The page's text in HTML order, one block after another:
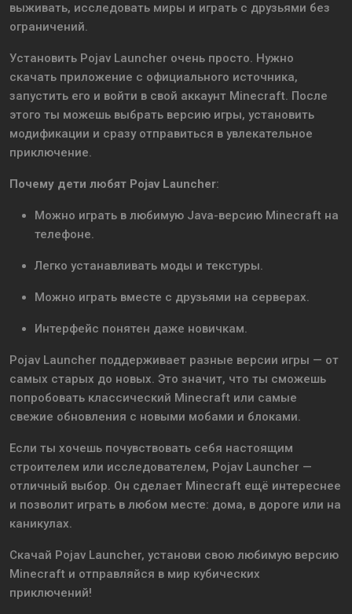
выживать, исследовать миры и играть с друзьями без
ограничений.
Установить Pojav Launcher очень просто. Нужно
скачать приложение с официального источника,
запустить его и войти в свой аккаунт Minecraft. После
этого ты можешь выбрать версию игры, установить
модификации и сразу отправиться в увлекательное
приключение.
Почему дети любят Pojav Launcher:
Можно играть в любимую Java-версию Minecraft на
телефоне.
Легко устанавливать моды и текстуры.
Можно играть вместе с друзьями на серверах.
Интерфейс понятен даже новичкам.
Pojav Launcher поддерживает разные версии игры — от
самых старых до новых. Это значит, что ты сможешь
попробовать классический Minecraft или самые
свежие обновления с новыми мобами и блоками.
Если ты хочешь почувствовать себя настоящим
строителем или исследователем, Pojav Launcher —
отличный выбор. Он сделает Minecraft ещё интереснее
и позволит играть в любом месте: дома, в дороге или на
каникулах.
Скачай Pojav Launcher, установи свою любимую версию
Minecraft и отправляйся в мир кубических
приключений!